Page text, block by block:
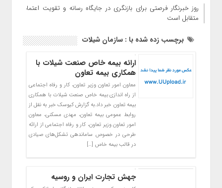
روز خبرنگار فرصتی برای بازنگری در جایگاه رسانه و تقویت اعتماد
متقابل است
برچسب زده شده با : سازمان شیلات
ارائه بیمه خاص صنعت شیلات با
همکاری بیمه تعاون
معاون امور تعاون وزیر تعاون، کار و رفاه اجتماعی
از راه اندازی بیمه خاص صنعت شیلات با همکاری
بیمه تعاون خبر داد.به گزارش کیوسک خبر به نقل از
روابط عمومی بیمه تعاون، مهدی مسکنی، معاون
امور تعاون وزیر تعاون، کار و رفاه اجتماعی از ارائه
طرحی در خصوص ساماندهی تشکل‌های صیادی
در قالب بیمه خاص […]
جهش تجارت ایران و روسیه